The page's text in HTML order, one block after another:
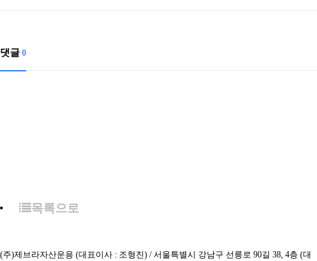
댓글 0
목록으로
(주)제브라자산운용 (대표이사 : 조형진) / 서울특별시 강남구 선릉로 90길 38, 4층 (대